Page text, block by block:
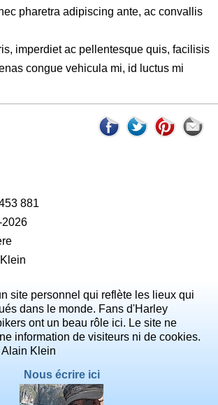
pharetra adipiscing ante, ac convallis
imperdiet ac pellentesque quis, facilisis
congue vehicula mi, id luctus mi
881
2026
site personnel qui reflète les lieux qui
dans le monde. Fans d'Harley
ont un beau rôle ici. Le site ne
information de visiteurs ni de cookies.
Klein
Nous écrire ici